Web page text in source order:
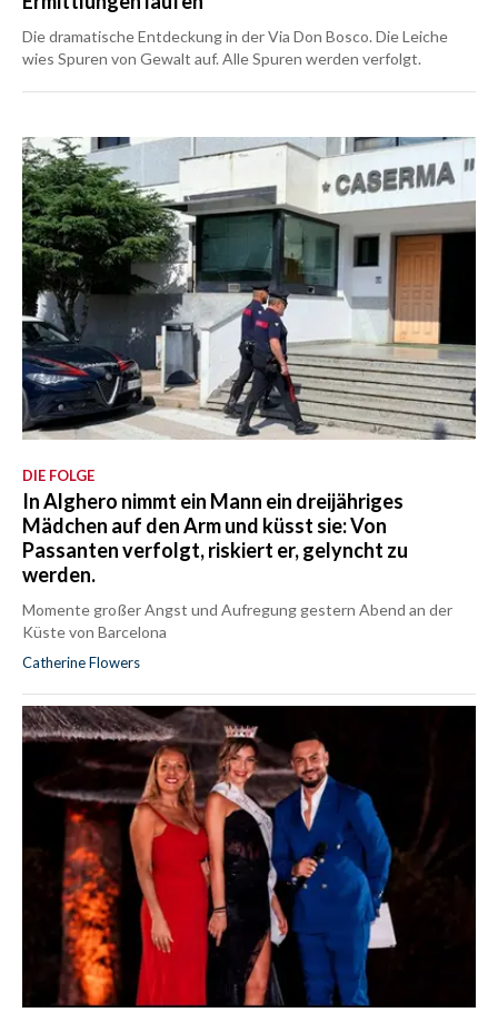
Die dramatische Entdeckung in der Via Don Bosco. Die Leiche
wies Spuren von Gewalt auf. Alle Spuren werden verfolgt.
DIE FOLGE
In Alghero nimmt ein Mann ein dreijähriges
Mädchen auf den Arm und küsst sie: Von
Passanten verfolgt, riskiert er, gelyncht zu
werden.
Momente großer Angst und Aufregung gestern Abend an der
Küste von Barcelona
Catherine Flowers